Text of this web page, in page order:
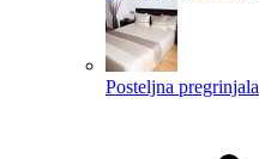
Posteljna pregrinjala